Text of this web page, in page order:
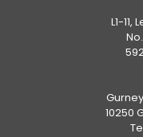
L1-11,
10250